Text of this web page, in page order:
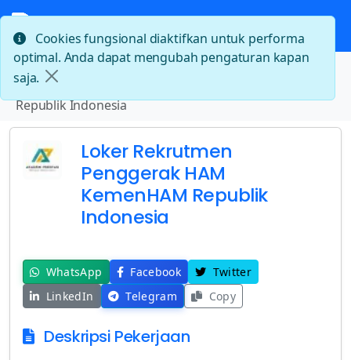
Beranda
Loker Rekrutmen Penggerak HAM KemenHAM
Republik Indonesia
Loker Rekrutmen
Penggerak HAM
KemenHAM Republik
Indonesia
WhatsApp Facebook
Twitter
LinkedIn
Telegram Copy
Deskripsi Pekerjaan
Cookies fungsional diaktifkan untuk performa
optimal. Anda dapat mengubah pengaturan kapan
saja.